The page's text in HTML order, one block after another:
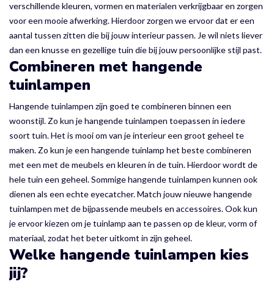
verschillende kleuren, vormen en materialen verkrijgbaar en zorgen
voor een mooie afwerking. Hierdoor zorgen we ervoor dat er een
aantal tussen zitten die bij jouw interieur passen. Je wil niets liever
dan een knusse en gezellige tuin die bij jouw persoonlijke stijl past.
Combineren met hangende
tuinlampen
Hangende tuinlampen zijn goed te combineren binnen een
woonstijl. Zo kun je hangende tuinlampen toepassen in iedere
soort tuin. Het is mooi om van je interieur een groot geheel te
maken. Zo kun je een hangende tuinlamp het beste combineren
met een met de meubels en kleuren in de tuin. Hierdoor wordt de
hele tuin een geheel. Sommige hangende tuinlampen kunnen ook
dienen als een echte eyecatcher. Match jouw nieuwe hangende
tuinlampen met de bijpassende meubels en accessoires. Ook kun
je ervoor kiezen om je tuinlamp aan te passen op de kleur, vorm of
materiaal, zodat het beter uitkomt in zijn geheel.
Welke hangende tuinlampen kies
jij?